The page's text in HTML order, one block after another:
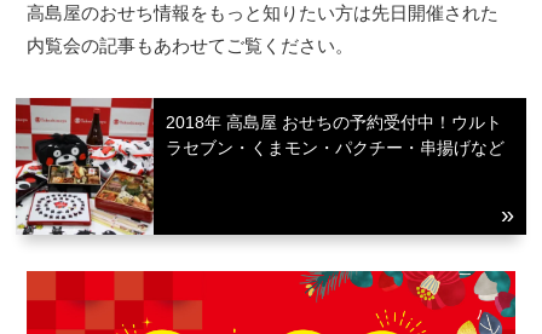
高島屋のおせち情報をもっと知りたい方は先日開催された
内覧会の記事もあわせてご覧ください。
2018年 高島屋 おせちの予約受付中！ウルト
ラセブン・くまモン・パクチー・串揚げなど